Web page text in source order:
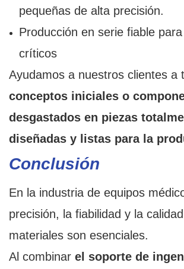
pequeñas de alta precisión.
Producción en serie fiable
críticos
Ayudamos a nuestros clientes a
conceptos iniciales o
desgastados en piezas
diseñadas y listas para la
Conclusión
En la industria de equipos
precisión, la fiabilidad y la
materiales son esenciales.
Al combinar el soporte de